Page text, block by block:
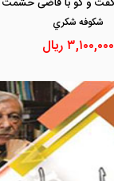
شكوفه شكري
۳,۱۰۰,۰۰۰ریال